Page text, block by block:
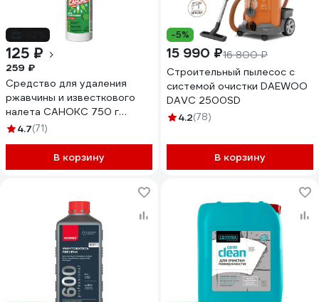
125 ₽
259 ₽
Средство для удаления
ржавчины и известкового
налета САНОКС 750 г
4303010007 604872
4.7(71)
В корзину
-5%
15 990 ₽16 800 ₽
Строительный пылесос с
системой очистки DAEWOO
DAVC 2500SD
4.2(78)
В корзину